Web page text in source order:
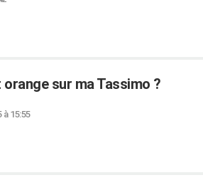
sur ma Tassimo ?
à 15:55